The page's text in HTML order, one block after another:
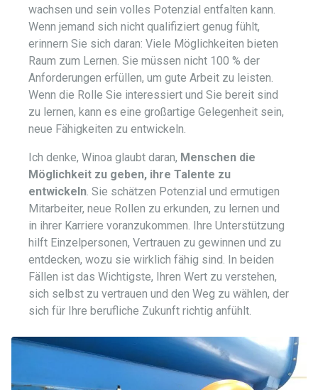
wachsen und sein volles Potenzial entfalten kann.
Wenn jemand sich nicht qualifiziert genug fühlt,
erinnern Sie sich daran: Viele Möglichkeiten bieten
Raum zum Lernen. Sie müssen nicht 100 % der
Anforderungen erfüllen, um gute Arbeit zu leisten.
Wenn die Rolle Sie interessiert und Sie bereit sind
zu lernen, kann es eine großartige Gelegenheit sein,
neue Fähigkeiten zu entwickeln.
Ich denke, Winoa glaubt daran, Menschen die
Möglichkeit zu geben, ihre Talente zu
entwickeln . Sie schätzen Potenzial und ermutigen
Mitarbeiter, neue Rollen zu erkunden, zu lernen und
in ihrer Karriere voranzukommen. Ihre Unterstützung
hilft Einzelpersonen, Vertrauen zu gewinnen und zu
entdecken, wozu sie wirklich fähig sind. In beiden
Fällen ist das Wichtigste, Ihren Wert zu verstehen,
sich selbst zu vertrauen und den Weg zu wählen, der
sich für Ihre berufliche Zukunft richtig anfühlt.